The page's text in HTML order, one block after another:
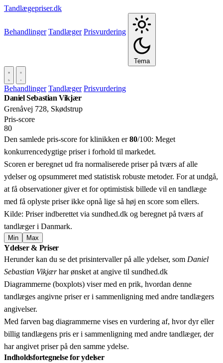
Tandlægepriser.dk
Behandlinger Tandlæger Prisvurdering
Tema
Behandlinger Tandlæger Prisvurdering
Daniel Sebastian Vikjær
Grenåvej 728, Skødstrup
Pris‑score
80
Den samlede pris-score for klinikken er80/100: Meget
konkurrencedygtige priser i forhold til markedet.
Scoren er beregnet ud fra normaliserede priser på tværs af alle
ydelser og opsummeret med statistisk robuste metoder. For at undgå,
at få observationer giver et for optimistisk billede vil en tandlæge
med få oplyste priser ikke opnå lige så høj en score som ellers.
Kilde: Priser indberettet via sundhed.dk og beregnet på tværs af
tandlæger i Danmark.
Min Max
+
−
Ydelser & Priser
Herunder kan du se det prisintervaller på alle ydelser, som Daniel
Sebastian Vikjærhar ønsket at angive til sundhed.dk
Diagrammerne (boxplots) viser med en prik, hvordan denne
tandlæges angivne priser er i sammenligning med andre tandlægers
angivelser.
Med farven bag diagrammerne vises en vurdering af, hvor dyr eller
billig tandlægens pris er i sammenligning med andre tandlæger, der
har angivet priser på den samme ydelse.
Indholdsfortegnelse for ydelser